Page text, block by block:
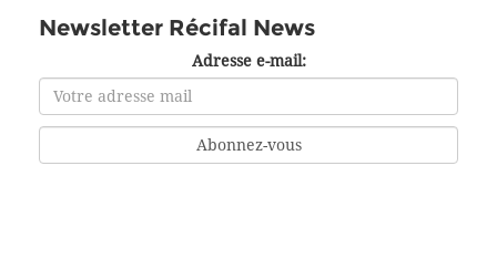
Newsletter Récifal News
Adresse e-mail: